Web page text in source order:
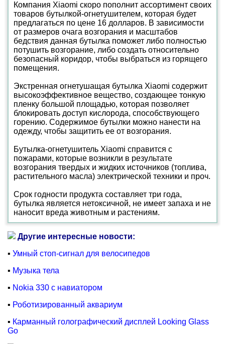
Компания Xiaomi скоро пополнит ассортимент своих
товаров бутылкой-огнетушителем, которая будет
предлагаться по цене 16 долларов. В зависимости
от размеров очага возгорания и масштабов
бедствия данная бутылка поможет либо полностью
потушить возгорание, либо создать относительно
безопасный коридор, чтобы выбраться из горящего
помещения.
Экстренная огнетушащая бутылка Xiaomi содержит
высокоэффективное вещество, создающее тонкую
пленку большой площадью, которая позволяет
блокировать доступ кислорода, способствующего
горению. Содержимое бутылки можно нанести на
одежду, чтобы защитить ее от возгорания.
Бутылка-огнетушитель Xiaomi справится с
пожарами, которые возникли в результате
возгорания твердых и жидких источников (топлива,
растительного масла) электрической техники и проч.
Срок годности продукта составляет три года,
бутылка является нетоксичной, не имеет запаха и не
наносит вреда животным и растениям.
Другие интересные новости:
▪ Умный стоп-сигнал для велосипедов
▪ Музыка тела
▪ Nokia 330 с навиатором
▪ Роботизированный аквариум
▪ Карманный голографический дисплей Looking Glass
Go